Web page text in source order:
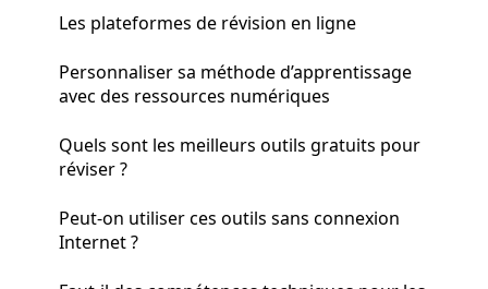
Les plateformes de révision en ligne
Personnaliser sa méthode d’apprentissage
avec des ressources numériques
Quels sont les meilleurs outils gratuits pour
réviser ?
Peut-on utiliser ces outils sans connexion
Internet ?